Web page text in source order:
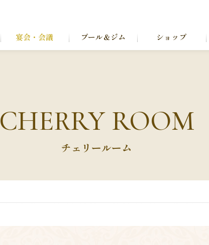
宴会・会議 プール＆ジム ショップ
CHERRY ROOM
チェリールーム